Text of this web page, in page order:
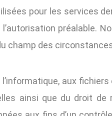
pour les services
préalable.
champ des
aux
ainsi que du droit de